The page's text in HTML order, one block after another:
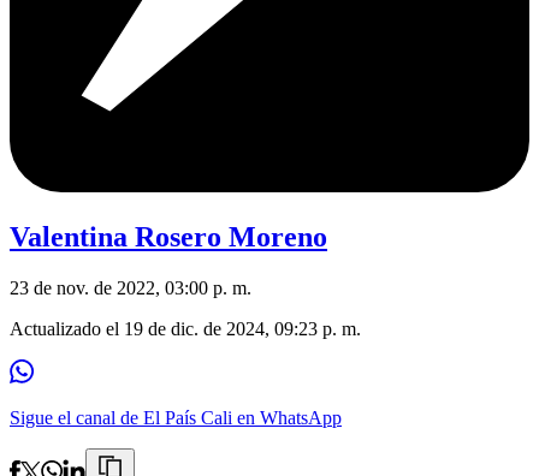
Valentina Rosero Moreno
23 de nov. de 2022, 03:00 p. m.
Actualizado el 19 de dic. de 2024, 09:23 p. m.
Sigue el canal de El País Cali en WhatsApp